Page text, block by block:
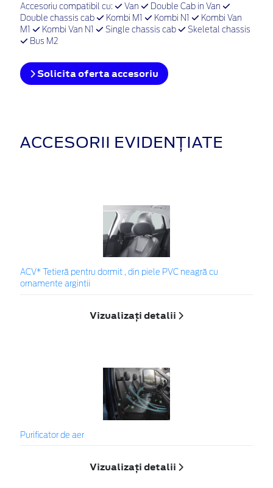
Accesoriu compatibil cu: Van
Double Cab in Van
Double chassis cab
Kombi M1 Kombi N1
Kombi Van
M1
Kombi Van N1 Single chassis cab
Skeletal chassis
Bus M2
Solicita oferta accesoriu
ACCESORII EVIDENȚIATE
ACV* Tetieră pentru dormit , din piele PVC neagră cu
ornamente argintii
Vizualizați detalii
Purificator de aer
Vizualizați detalii